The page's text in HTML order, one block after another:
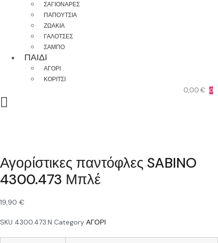
ΣΑΓΙΟΝΑΡΕΣ
ΠΑΠΟΥΤΣΙΑ
ΖΩΑΚΙΑ
ΓΑΛΟΤΣΕΣ
ΣΑΜΠΟ
ΠΑΙΔΙ
ΑΓΟΡΙ
ΚΟΡΙΤΣΙ
0,00€ 0
Αγορίστικες παντόφλες SABINO
4300.473 Μπλέ
19,90 €
SKU 4300.473.N Category ΑΓΟΡΙ